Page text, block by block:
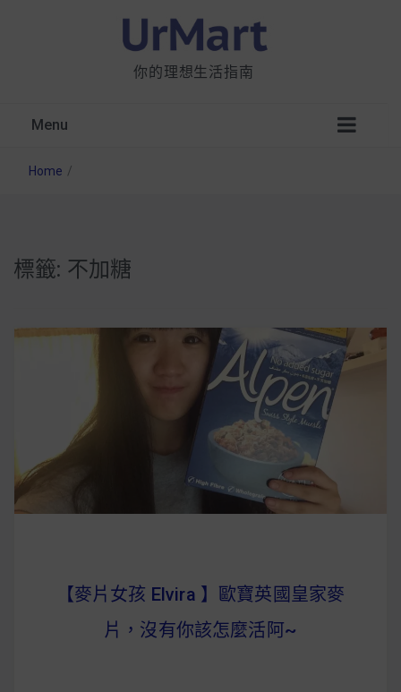
你的理想生活指南
Menu
星巴克都用 OATLY 泡咖啡？市售燕麥奶大剖
無麩質食物清單一覽：燕麥、麵包還有餅乾，
早上沒時間做早餐？10 款隔夜更美味的燕麥粥
簡單料理
清楚！
Home /
標籤: 不加糖
【麥片女孩 Elvira 】歐寶英國皇家麥
片，沒有你該怎麼活阿~